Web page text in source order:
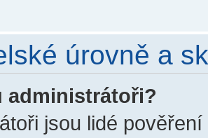
úrovně a
administrátoři?
jsou lidé